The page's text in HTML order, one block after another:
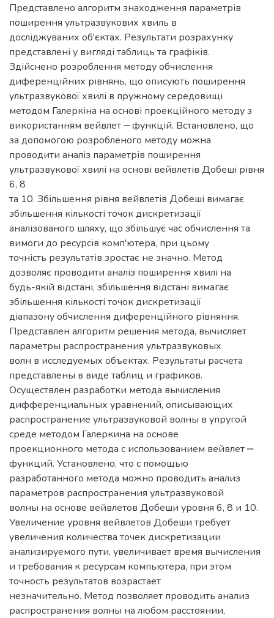
Представлено алгоритм знаходження параметрів
поширення ультразвукових хвиль в
досліджуваних об'єктах. Результати розрахунку
представлені у вигляді таблиць та графіків.
Здійснено розроблення методу обчислення
диференційних рівнянь, що описують поширення
ультразвукової хвилі в пружному середовищі
методом Галеркіна на основі проекційного методу з
використанням вейвлет ‒ функцій. Встановлено, що
за допомогою розробленого методу можна
проводити аналіз параметрів поширення
ультразвукової хвилі на основі вейвлетів Добеші рівня
6, 8
та 10. Збільшення рівня вейвлетів Добеші вимагає
збільшення кількості точок дискретизації
аналізованого шляху, що збільшує час обчислення та
вимоги до ресурсів комп'ютера, при цьому
точність результатів зростає не значно. Метод
дозволяє проводити аналіз поширення хвилі на
будь-якій відстані, збільшення відстані вимагає
збільшення кількості точок дискретизації
діапазону обчислення диференційного рівняння.
Представлен алгоритм решения метода, вычисляет
параметры распространения ультразвуковых
волн в исследуемых объектах. Результаты расчета
представлены в виде таблиц и графиков.
Осуществлен разработки метода вычисления
дифференциальных уравнений, описывающих
распространение ультразвуковой волны в упругой
среде методом Галеркина на основе
проекционного метода с использованием вейвлет ‒
функций. Установлено, что с помощью
разработанного метода можно проводить анализ
параметров распространения ультразвуковой
волны на основе вейвлетов Добеши уровня 6, 8 и 10.
Увеличение уровня вейвлетов Добеши требует
увеличения количества точек дискретизации
анализируемого пути, увеличивает время вычисления
и требования к ресурсам компьютера, при этом
точность результатов возрастает
незначительно. Метод позволяет проводить анализ
распространения волны на любом расстоянии,